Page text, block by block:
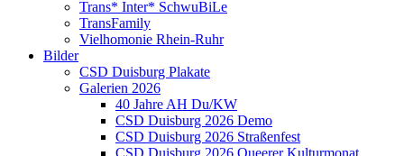
Trans* Inter* SchwuBiLe
TransFamily
Vielhomonie Rhein-Ruhr
Bilder
CSD Duisburg Plakate
Galerien 2026
40 Jahre AH Du/KW
CSD Duisburg 2026 Demo
CSD Duisburg 2026 Straßenfest
CSD Duisburg 2026 Queerer Kulturmonat